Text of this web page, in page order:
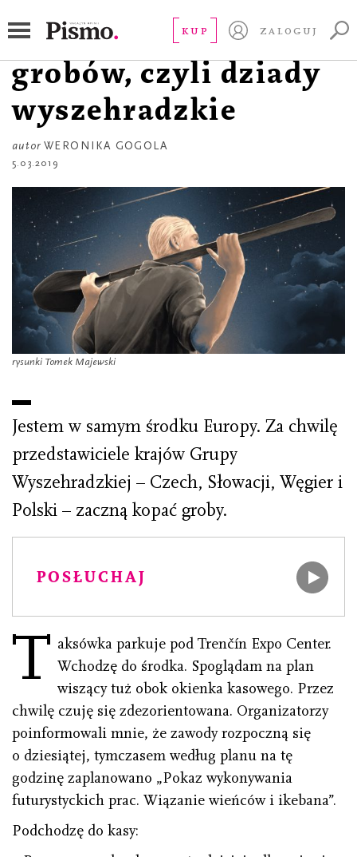
KUP ZALOGUJ
Konkurs kopania
grobów, czyli dziady
wyszehradzkie
autor WERONIKA GOGOLA
5.03.2019
rysunki Tomek Majewski
Jestem w samym środku Europy. Za chwilę
przedstawiciele krajów Grupy
Wyszehradzkiej – Czech, Słowacji, Węgier i
Polski – zaczną kopać groby.
POSŁUCHAJ
T aksówka parkuje pod Trenčín Expo Center.
Wchodzę do środka. Spoglądam na plan
wiszący tuż obok okienka kasowego. Przez
chwilę czuję się zdezorientowana. Organizatorzy
poinformowali mnie, że zawody rozpoczną się
o dziesiątej, tymczasem według planu na tę
godzinę zaplanowano „Pokaz wykonywania
futurystyckich prac. Wiązanie wieńców i ikebana”.
Podchodzę do kasy: